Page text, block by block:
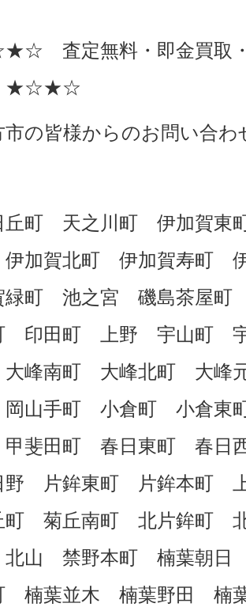
査定無料・即金買取・
★☆★☆
市の皆様からのお問い合
丘町 天之川町 伊加賀東
加賀北町 伊加賀寿町
緑町 池之宮 磯島茶屋
印田町 上野 宇山町
峰南町 大峰北町 大峰
山手町 小倉町 小倉東
斐田町 春日東町 春
野 片鉾東町 片鉾本町
町 菊丘南町 北片鉾町
山 禁野本町 楠葉朝日
楠葉並木 楠葉野田 楠